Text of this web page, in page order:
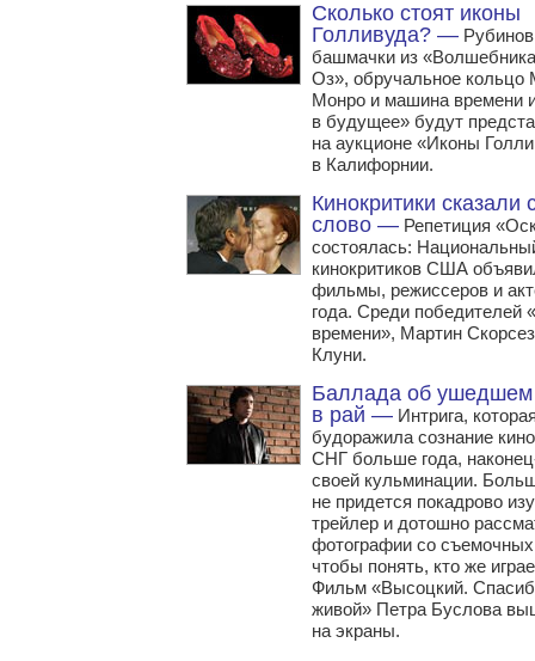
Сколько стоят иконы
Голливуда? —
башмачки из
Оз», обручальное кольцо
Монро и машина времени
в будущее» будут
на аукционе «Иконы
в Калифорнии.
Кинокритики сказали
слово — Репетиция
состоялась:
кинокритиков США
фильмы, режиссеров и
года. Среди победителей
времени», Мартин
Клуни.
Баллада об ушедшем
в рай — Интрига,
будоражила сознание
СНГ больше года,
своей кульминации.
не придется покадрово
трейлер и дотошно
фотографии со
чтобы понять, кто же
Фильм «Высоцкий.
живой» Петра Буслова
на экраны.